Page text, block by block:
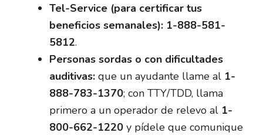
Tel-Service (para certificar tus
beneficios semanales): 1-888-581-
5812.
Personas sordas o con dificultades
auditivas: que un ayudante llame al 1-
888-783-1370; con TTY/TDD, llama
primero a un operador de relevo al 1-
800-662-1220 y pídele que comunique